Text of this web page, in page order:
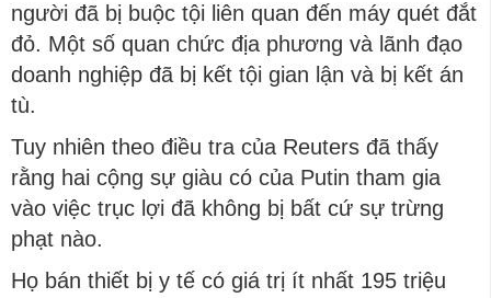
người đã bị buộc tội liên quan đến máy quét đắt
đỏ. Một số quan chức địa phương và lãnh đạo
doanh nghiệp đã bị kết tội gian lận và bị kết án
tù.
Tuy nhiên theo điều tra của Reuters đã thấy
rằng hai cộng sự giàu có của Putin tham gia
vào việc trục lợi đã không bị bất cứ sự trừng
phạt nào.
Họ bán thiết bị y tế có giá trị ít nhất 195 triệu